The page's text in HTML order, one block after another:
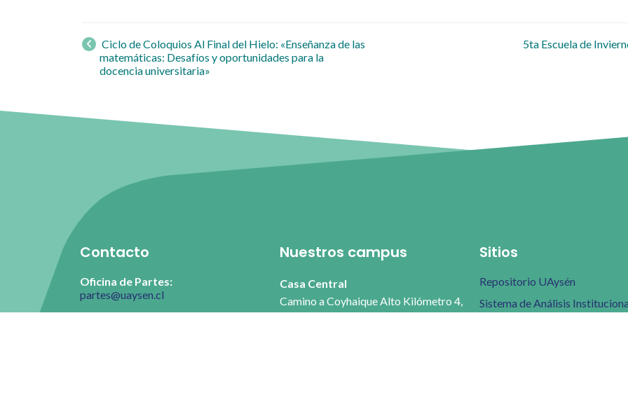
Navegaciónde entradas
Ciclo de Coloquios Al Final del Hielo: «Enseñanza de las
matemáticas: Desafíos y oportunidades para la
docencia universitaria»
5ta Escuela de
Contacto
Oficina de Partes:
partes@uaysen.cl
Rectoría:
Nuestros campus
Casa Central
Camino a Coyhaique Alto Kilómetro 4,
Sitios
Repositorio UAysén
Sistema de Análisis